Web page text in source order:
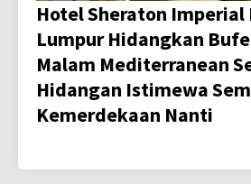
Hotel Sheraton Imperial
Lumpur Hidangkan
Malam Mediterranean
Hidangan Istimewa
Kemerdekaan Nanti